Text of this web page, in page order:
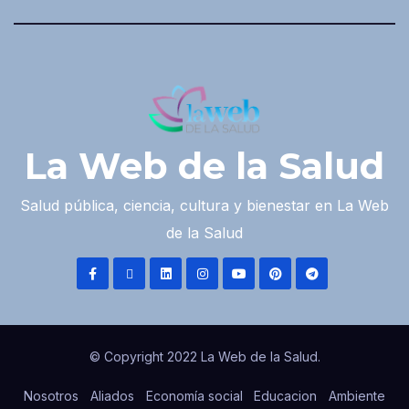
La Web de la Salud
Salud pública, ciencia, cultura y bienestar en La Web
de la Salud
© Copyright 2022 La Web de la Salud.
Nosotros Aliados Economía social Educacion Ambiente